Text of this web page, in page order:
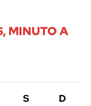
MINUTO A
S
D